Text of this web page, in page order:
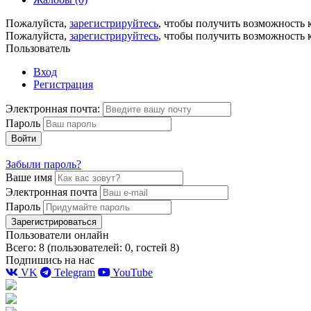
Пожалуйста, зарегистрируйтесь, чтобы получить возможность
Пожалуйста, зарегистрируйтесь, чтобы получить возможность
Пользователь
Вход
Регистрация
Электронная почта:
Пароль
Войти
Забыли пароль?
Ваше имя
Электронная почта
Пароль
Зарегистрироваться
Пользователи онлайн
Всего: 8 (пользователей: 0, гостей 8)
Подпишись на нас
VK
Telegram YouTube